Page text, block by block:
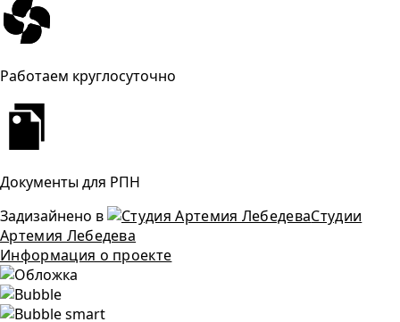
Работаем круглосуточно
Документы для РПН
Задизайнено в
Студии
Артемия Лебедева
Информация о проекте